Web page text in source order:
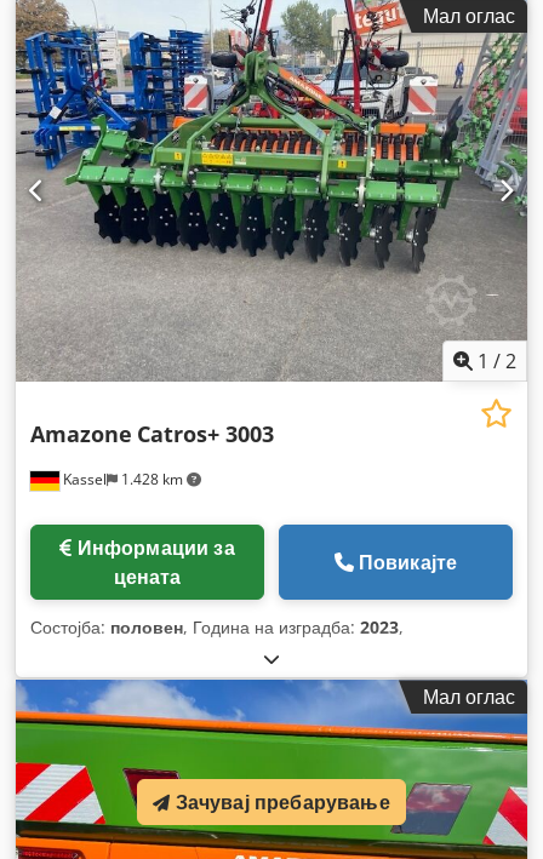
Мал оглас
1 /2
Kassel 1.428 km
Amazone Catros+ 3003
цената
Повикајте
Состојба: половен, Година на изградба: 2023,
Мал оглас
Зачувај пребарување